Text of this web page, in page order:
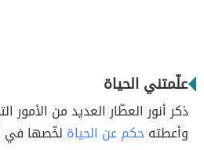
علّمتني الحياة
ذكر أنور العطّار العديد من الأمور
وأعطتهحكم عن الحياة لخّصها في